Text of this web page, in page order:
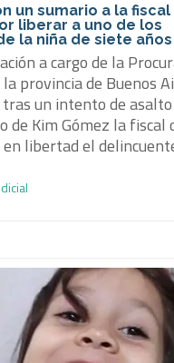
un sumario a la fiscal
liberar a uno de los
la niña de siete años
a cargo de la
provincia de Buenos
tras un intento de
de Kim Gómez la fiscal
libertad el